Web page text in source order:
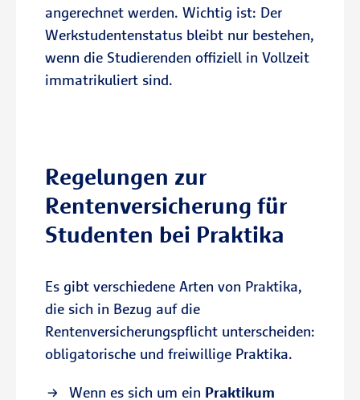
angerechnet werden. Wichtig ist: Der
Werkstudentenstatus bleibt nur bestehen,
wenn die Studierenden offiziell in Vollzeit
immatrikuliert sind.
Regelungen zur
Rentenversicherung für
Studenten bei Praktika
Es gibt verschiedene Arten von Praktika,
die sich in Bezug auf die
Rentenversicherungspflicht unterscheiden:
obligatorische und freiwillige Praktika.
Wenn es sich um ein Praktikum